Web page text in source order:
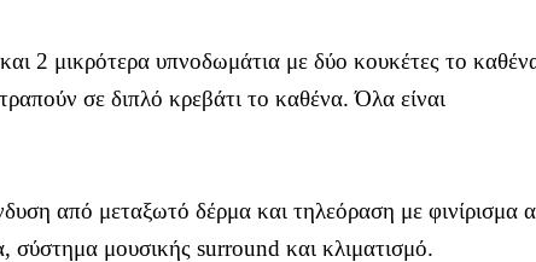
2 μικρότερα υπνοδωμάτια με δύο κουκέτες το
σε διπλό κρεβάτι το καθένα. Όλα είναι
από μεταξωτό δέρμα και τηλεόραση με φινίρισμα
σύστημα μουσικής surround και κλιματισμό.